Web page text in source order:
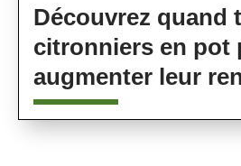
Découvrez quand
citronniers en pot
augmenter leur